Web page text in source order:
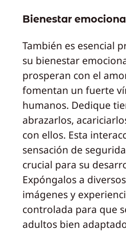
Bienestar
También es esencial
su bienestar
prosperan con el
fomentan un fuerte
humanos. Dedique
abrazarlos,
con ellos. Esta
sensación de
crucial para su
Expóngalos a
imágenes y
controlada para que
adultos bien